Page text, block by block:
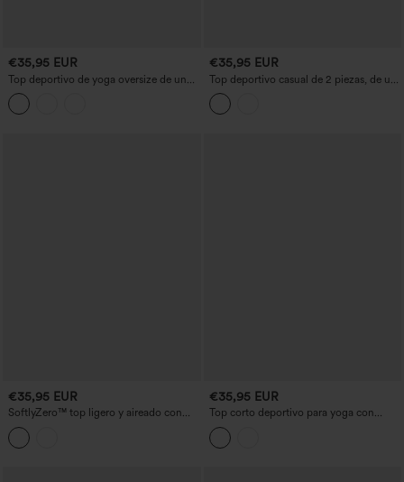
€35,95 EUR
Top deportivo de yoga oversize de un
solo hombro, tacto fresco y de secado
rápido
€35,95 EUR
Top deportivo casual de 2 piezas, de un
solo hombro, manga larga con abertura
para el pulgar, fruncido
€35,95 EUR
SoftlyZero™ top ligero y aireado con
media cremallera, mangas largas,
abertura para el pulgar y tecnología
InstantCool — top para yoga y deporte
€35,95 EUR
Top corto deportivo para yoga con
cuello asimétrico, relleno fijo, mangas
largas con abertura para el pulgar